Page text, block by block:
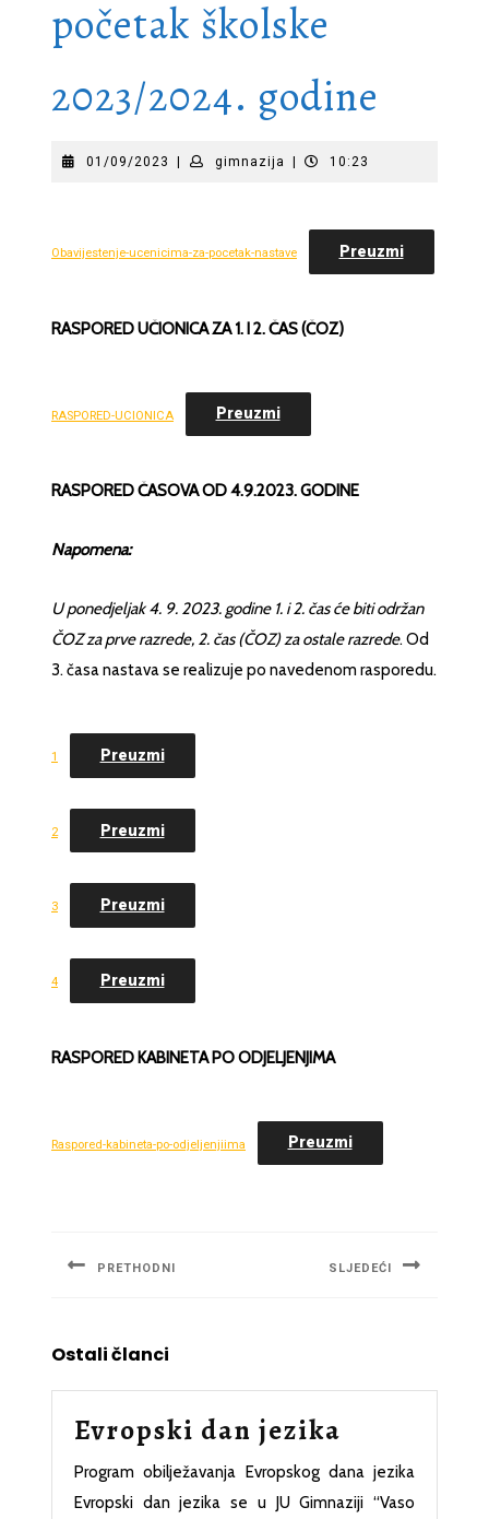
početak školske
2023/2024. godine
01/09/2023 01/09/2023gimnazija gimnazija
10:23
Obavijestenje-ucenicima-za-pocetak-nastave Preuzmi
RASPORED UČIONICA ZA 1. I 2. ČAS(ČOZ)
RASPORED-UCIONICA Preuzmi
RASPORED ČASOVA OD 4.9.2023. GODINE
Napomena:
U ponedjeljak 4. 9. 2023. godine 1. i 2. čas će biti održan
ČOZ za prve razrede, 2. čas (ČOZ) za ostale razrede. Od
3. časa nastava se realizuje po navedenom rasporedu.
1 Preuzmi
2 Preuzmi
3 Preuzmi
4 Preuzmi
RASPORED KABINETA PO ODJELJENJIMA
Raspored-kabineta-po-odjeljenjiima Preuzmi
PRETHODNI SLJEDEĆI
Ostali članci
Evropski dan jezika
dan
jezika
Program obilježavanja Evropskog dana jezika
Evropski dan jezika se u JU Gimnaziji “Vaso